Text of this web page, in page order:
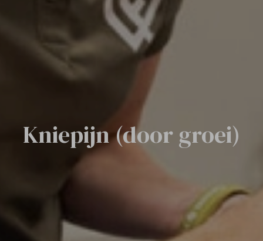
Kniepijn (door groei)